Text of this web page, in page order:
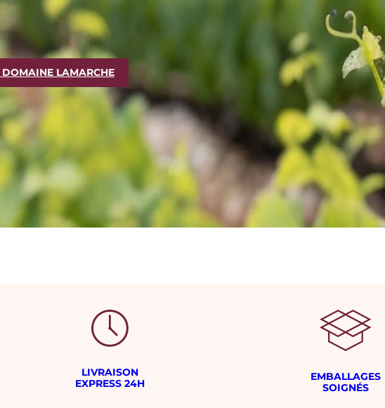
DOMAINE LAMARCHE
LIVRAISON
EXPRESS 24H
EMBALLAGES
SOIGNÉS